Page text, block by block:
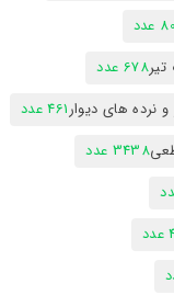
80 عدد
تیر678 عدد
نرده های دیوار461 عدد
3438 عدد